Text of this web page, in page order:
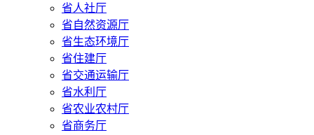
省人社厅
省自然资源厅
省生态环境厅
省住建厅
省交通运输厅
省水利厅
省农业农村厅
省商务厅